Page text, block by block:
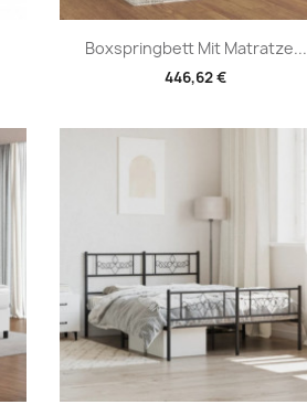
Boxspringbett Mit Matratze...
446,62 €
Vorschau